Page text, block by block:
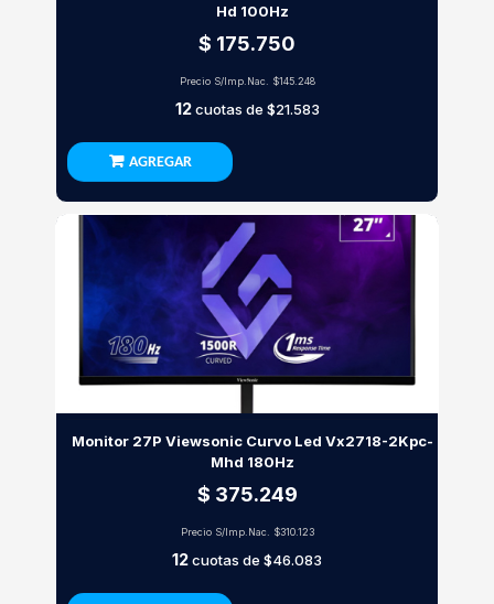
Hd 100Hz
$ 175.750
Precio S/Imp.Nac. $145.248
12cuotas de $21.583
AGREGAR
Monitor 27P Viewsonic Curvo Led Vx2718-2Kpc-
Mhd 180Hz
$ 375.249
Precio S/Imp.Nac. $310.123
12cuotas de $46.083